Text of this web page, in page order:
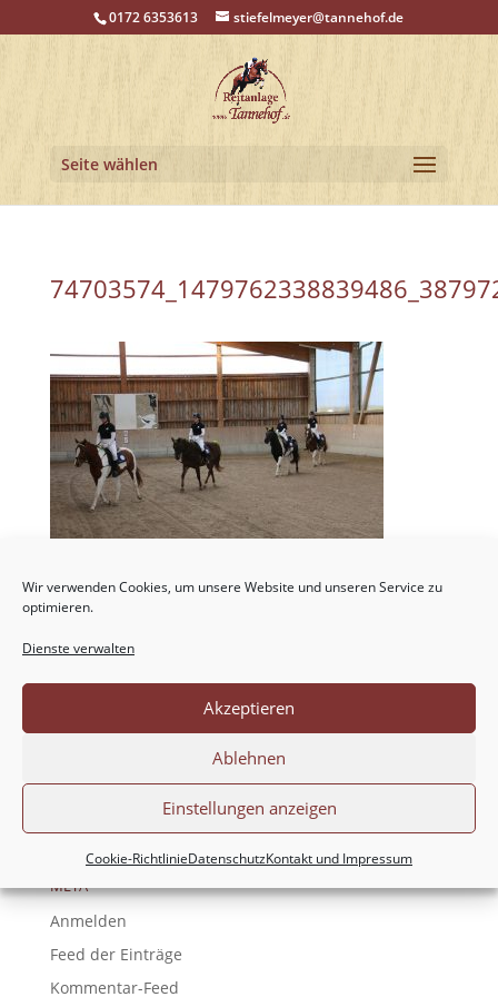
Wir verwenden Cookies, um unsere Website und unseren Service zu
optimieren.
Dienste verwalten
Akzeptieren
Ablehnen
Einstellungen anzeigen
Cookie-RichtlinieDatenschutzKontakt und Impressum
0172 6353613 stiefelmeyer@tannehof.de
Seite wählen
NEUESTE KOMMENTARE
Keine Kategorien
META
Anmelden
Feed der Einträge
Kommentar-Feed